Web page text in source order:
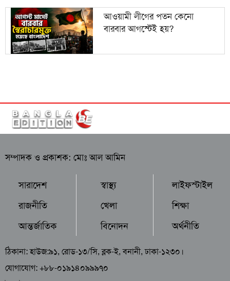
আওয়ামী লীগের পতন কেনো
বারবার আগস্টেই হয়?
সম্পাদক ও প্রকাশক: মোঃ আল আমিন
সারাদেশ
রাজনীতি
আন্তর্জাতিক
স্বাস্থ্য
খেলা
বিনোদন
লাইফস্টাইল
শিক্ষা
অর্থনীতি
ঠিকানা: হাউজ:৯১, রোড-১৩/সি, ব্লক-ই, বনানী, ঢাকা-১২৩০।
যোগাযোগ: +৮৮-০১৯১৪০৯৯৯৭০